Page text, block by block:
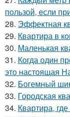
пользой, если
28. Эффектная
29. Квартира в
30. Маленькая
31. Когда один
это настоящая
32. Богемный
33. Городская
34. Квартира,